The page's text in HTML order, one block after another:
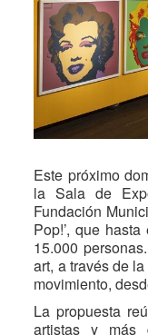
Este próximo
la Sala de
Fundación
Pop!’, que
15.000
art, a través de
movimiento,
La propuesta
artistas y más